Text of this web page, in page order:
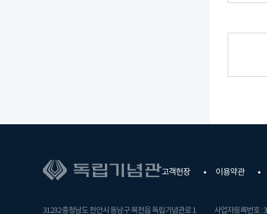
고객헌장 이용약관
31232 충청남도 천안시 동남구 목천읍 독립기념관로 1 사업자등록번호 :